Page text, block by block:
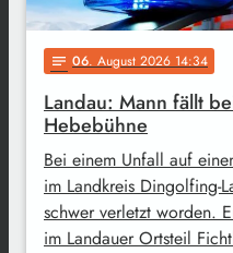
notes 06. August 2026 14:34
Landau: Mann fällt
Hebebühne
Bei einem Unfall auf
im Landkreis Dingolfing-
schwer verletzt worden.
im Landauer Ortsteil